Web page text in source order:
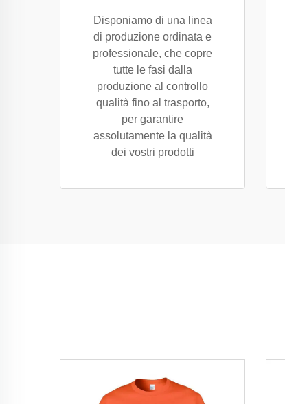
Disponiamo di una linea
di produzione ordinata e
professionale, che copre
tutte le fasi dalla
produzione al controllo
qualità fino al trasporto,
per garantire
assolutamente la qualità
dei vostri prodotti